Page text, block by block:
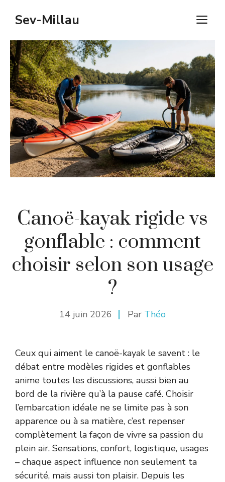
Sev-Millau
Canoë-kayak rigide vs
gonflable : comment
choisir selon son usage
?
14 juin 2026 Par Théo
Ceux qui aiment le canoë-kayak le savent : le
débat entre modèles rigides et gonflables
anime toutes les discussions, aussi bien au
bord de la rivière qu’à la pause café. Choisir
l’embarcation idéale ne se limite pas à son
apparence ou à sa matière, c’est repenser
complètement la façon de vivre sa passion du
plein air. Sensations, confort, logistique, usages
– chaque aspect influence non seulement ta
sécurité, mais aussi ton plaisir. Depuis les